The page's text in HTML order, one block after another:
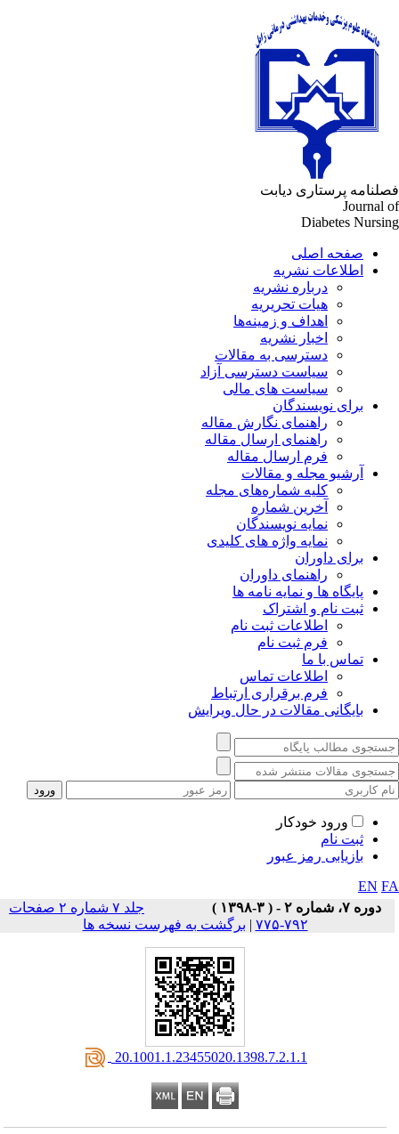
پرستاری دیابت
Journal
Diabetes
صفحه اصلی
اطلاعات نشریه
درباره نشریه
هیات تحریریه
اهداف و زمینه‌ها
اخبار نشریه
دسترسی به مقالات
سیاست دسترسی آزاد
سیاست های مالی
برای نویسندگان
راهنمای نگارش مقاله
راهنمای ارسال مقاله
فرم ارسال مقاله
آرشیو مجله و مقالات
کلیه شماره‌های مجله
آخرین شماره
نمایه نویسندگان
نمایه واژه های کلیدی
برای داوران
راهنمای داوران
پایگاه ها و نمایه نامه ها
ثبت نام و اشتراک
اطلاعات ثبت نام
فرم ثبت نام
تماس با ما
اطلاعات تماس
فرم برقراری ارتباط
بایگانی مقالات در حال ویرایش
ورود خودکار
ثبت نام
بازیابی رمز عبور
EN
دوره ۷، شماره ۲ - ( ۳-۱۳۹۸ )
جلد ۷ شماره ۲ صفحات
۷۹۲-۷۷۵
| برگشت به فهرست نسخه ها
‎ 20.1001.1.23455020.1398.7.2.1.1